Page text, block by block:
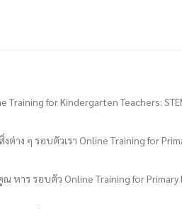
for Kindergarten Teachers:
ๆ รอบตัวเรา Online Training for
าร รอบตัว Online Training for Primary